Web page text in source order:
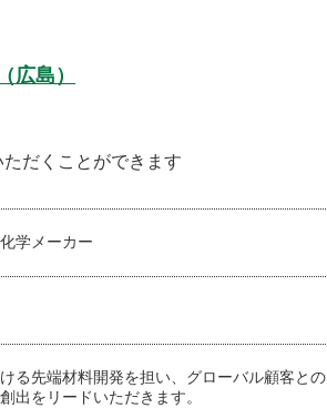
広島）
だくことができます
学メーカー
る先端材料開発を担い、グローバル顧客との
出をリードいただきます。